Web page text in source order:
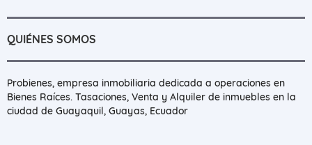
QUIÉNES SOMOS
Probienes, empresa inmobiliaria dedicada a operaciones en
Bienes Raíces. Tasaciones, Venta y Alquiler de inmuebles en la
ciudad de Guayaquil, Guayas, Ecuador